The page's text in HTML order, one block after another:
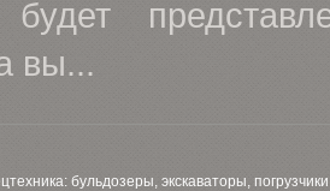
вы...
бульдозеры, экскаваторы,